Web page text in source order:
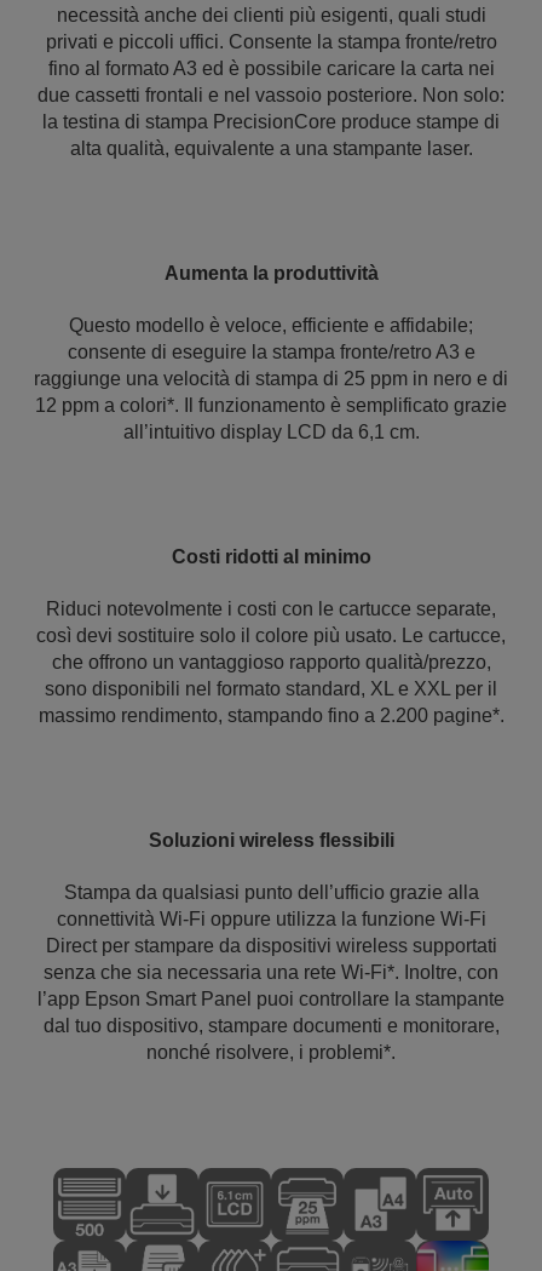
necessità anche dei clienti più esigenti, quali studi
privati e piccoli uffici. Consente la stampa fronte/retro
fino al formato A3 ed è possibile caricare la carta nei
due cassetti frontali e nel vassoio posteriore. Non solo:
la testina di stampa PrecisionCore produce stampe di
alta qualità, equivalente a una stampante laser.
Aumenta la produttività
Questo modello è veloce, efficiente e affidabile;
consente di eseguire la stampa fronte/retro A3 e
raggiunge una velocità di stampa di 25 ppm in nero e di
12 ppm a colori*. Il funzionamento è semplificato grazie
all’intuitivo display LCD da 6,1 cm.
Costi ridotti al minimo
Riduci notevolmente i costi con le cartucce separate,
così devi sostituire solo il colore più usato. Le cartucce,
che offrono un vantaggioso rapporto qualità/prezzo,
sono disponibili nel formato standard, XL e XXL per il
massimo rendimento, stampando fino a 2.200 pagine*.
Soluzioni wireless flessibili
Stampa da qualsiasi punto dell’ufficio grazie alla
connettività Wi-Fi oppure utilizza la funzione Wi-Fi
Direct per stampare da dispositivi wireless supportati
senza che sia necessaria una rete Wi-Fi*. Inoltre, con
l’app Epson Smart Panel puoi controllare la stampante
dal tuo dispositivo, stampare documenti e monitorare,
nonché risolvere, i problemi*.